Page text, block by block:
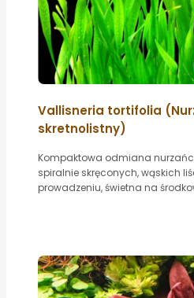
Vallisneria tortifolia
skretnolistny)
Kompaktowa odmiana
spiralnie skręconych, wąskich
prowadzeniu, świetna na